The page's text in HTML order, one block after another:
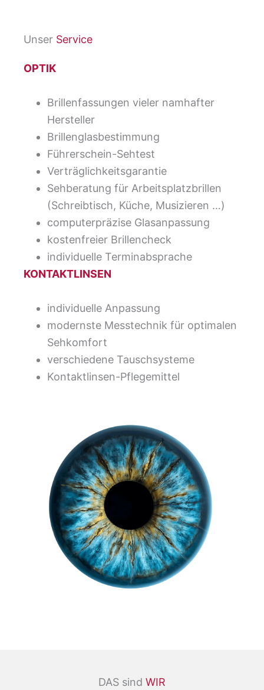
Unser Service
OPTIK
Brillenfassungen vieler namhafter
Hersteller
Brillenglasbestimmung
Führerschein-Sehtest
Verträglichkeitsgarantie
Sehberatung für Arbeitsplatzbrillen
(Schreibtisch, Küche, Musizieren …)
computerpräzise Glasanpassung
kostenfreier Brillencheck
individuelle Terminabsprache
KONTAKTLINSEN
individuelle Anpassung
modernste Messtechnik für optimalen
Sehkomfort
verschiedene Tauschsysteme
Kontaktlinsen-Pflegemittel
DAS sind WIR